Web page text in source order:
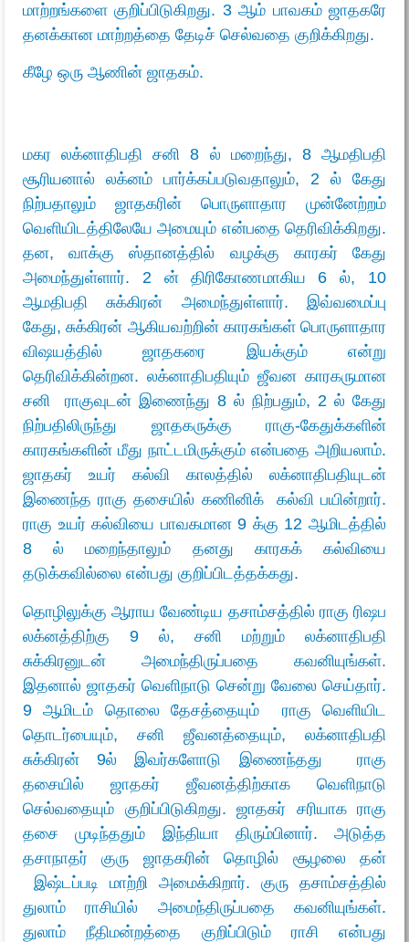
மாற்றங்களை குறிப்பிடுகிறது. 3 ஆம் பாவகம் ஜாதகரே
தனக்கான மாற்றத்தை தேடிச் செல்வதை குறிக்கிறது.
கீழே ஒரு ஆணின் ஜாதகம்.
மகர லக்னாதிபதி சனி 8 ல் மறைந்து, 8 ஆமதிபதி
சூரியனால் லக்னம் பார்க்கப்படுவதாலும், 2 ல் கேது
நிற்பதாலும் ஜாதகரின் பொருளாதார முன்னேற்றம்
வெளியிடத்திலேயே அமையும் என்பதை தெரிவிக்கிறது.
தன, வாக்கு ஸ்தானத்தில் வழக்கு காரகர் கேது
அமைந்துள்ளார். 2 ன் திரிகோணமாகிய 6 ல், 10
ஆமதிபதி சுக்கிரன் அமைந்துள்ளார். இவ்வமைப்பு
கேது, சுக்கிரன் ஆகியவற்றின் காரகங்கள் பொருளாதார
விஷயத்தில் ஜாதகரை இயக்கும் என்று
தெரிவிக்கின்றன. லக்னாதிபதியும் ஜீவன காரகருமான
சனி ராகுவுடன் இணைந்து 8 ல் நிற்பதும், 2 ல் கேது
நிற்பதிலிருந்து ஜாதகருக்கு ராகு-கேதுக்களின்
காரகங்களின் மீது நாட்டமிருக்கும் என்பதை அறியலாம்.
ஜாதகர் உயர் கல்வி காலத்தில் லக்னாதிபதியுடன்
இணைந்த ராகு தசையில் கணினிக் கல்வி பயின்றார்.
ராகு உயர் கல்வியை பாவகமான 9 க்கு 12 ஆமிடத்தில்
8 ல் மறைந்தாலும் தனது காரகக் கல்வியை
தடுக்கவில்லை என்பது குறிப்பிடத்தக்கது.
தொழிலுக்கு ஆராய வேண்டிய தசாம்சத்தில் ராகு ரிஷப
லக்னத்திற்கு 9 ல், சனி மற்றும் லக்னாதிபதி
சுக்கிரனுடன் அமைந்திருப்பதை கவனியுங்கள்.
இதனால் ஜாதகர் வெளிநாடு சென்று வேலை செய்தார்.
9 ஆமிடம் தொலை தேசத்தையும் ராகு வெளியிட
தொடர்பையும், சனி ஜீவனத்தையும், லக்னாதிபதி
சுக்கிரன் 9ல் இவர்களோடு இணைந்தது ராகு
தசையில் ஜாதகர் ஜீவனத்திற்காக வெளிநாடு
செல்வதையும் குறிப்பிடுகிறது. ஜாதகர் சரியாக ராகு
தசை முடிந்ததும் இந்தியா திரும்பினார். அடுத்த
தசாநாதர் குரு ஜாதகரின் தொழில் சூழலை தன்
இஷ்டப்படி மாற்றி அமைக்கிறார். குரு தசாம்சத்தில்
துலாம் ராசியில் அமைந்திருப்பதை கவனியுங்கள்.
துலாம் நீதிமன்றத்தை குறிப்பிடும் ராசி என்பது